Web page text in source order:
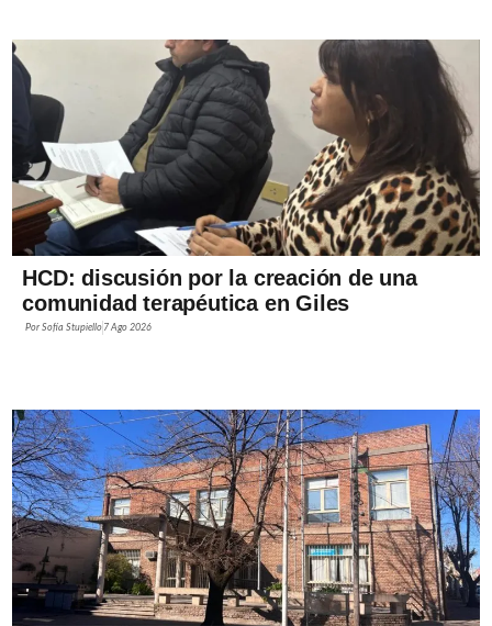
HCD: discusión por la creación de una
comunidad terapéutica en Giles
PorSofía Stupiello 7 Ago 2026